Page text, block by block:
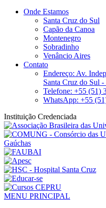
Onde Estamos
Santa Cruz do Sul
Capão da Canoa
Montenegro
Sobradinho
Venâncio Aires
Contato
Endereço: Av.
Santa Cruz do Sul
Telefone: +55 (51)
WhatsApp: +55
Instituição Credenciada
MENU PRINCIPAL